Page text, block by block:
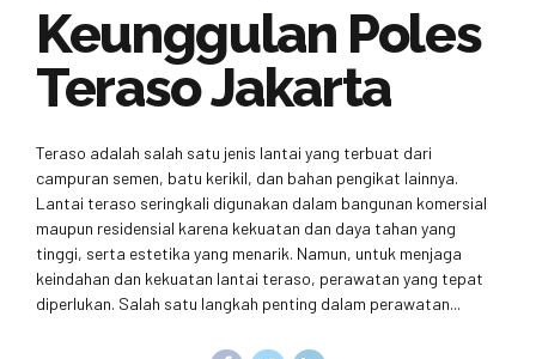
Keunggulan Poles
Teraso Jakarta
Teraso adalah salah satu jenis lantai yang terbuat dari
campuran semen, batu kerikil, dan bahan pengikat lainnya.
Lantai teraso seringkali digunakan dalam bangunan komersial
maupun residensial karena kekuatan dan daya tahan yang
tinggi, serta estetika yang menarik. Namun, untuk menjaga
keindahan dan kekuatan lantai teraso, perawatan yang tepat
diperlukan. Salah satu langkah penting dalam perawatan...